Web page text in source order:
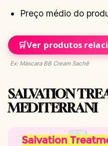
Preço médio do
🛒Ver produtos
Ex: Máscara BB Cream Sachê
SALVATION
MEDITERRANI